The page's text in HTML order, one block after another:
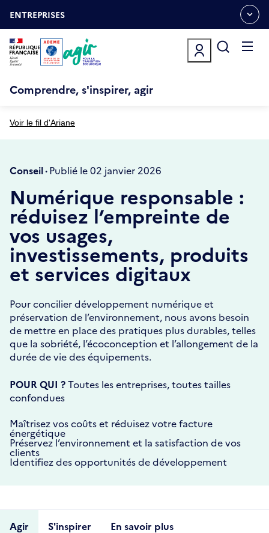
auOUVRIR
LE
MENU
ESPACE
ENTREPRISES
Comprendre, s'inspirer, agir
Voir le fil d'Ariane
Conseil ·Publié le 02 janvier 2026
Numérique responsable :
réduisez l’empreinte de
vos usages,
investissements, produits
et services digitaux
Pour concilier développement numérique et
préservation de l’environnement, nous avons besoin
de mettre en place des pratiques plus durables, telles
que la sobriété, l’écoconception et l’allongement de la
durée de vie des équipements.
POUR QUI ?Toutes les entreprises, toutes tailles
confondues
Maîtrisez vos coûts et réduisez votre facture
énergétique
Préservez l’environnement et la satisfaction de vos
clients
Identifiez des opportunités de développement
Agir S'inspirer En savoir plus